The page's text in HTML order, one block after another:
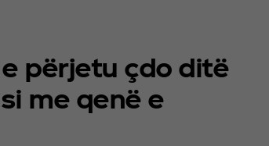
përjetu çdo ditë
me qenë e